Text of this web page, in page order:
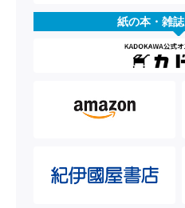
紙の本・雑